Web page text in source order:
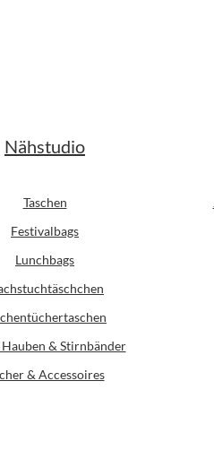
Nähstudio
Taschen
Festivalbags
Lunchbags
Hauben & Stirnbänder
& Accessoires